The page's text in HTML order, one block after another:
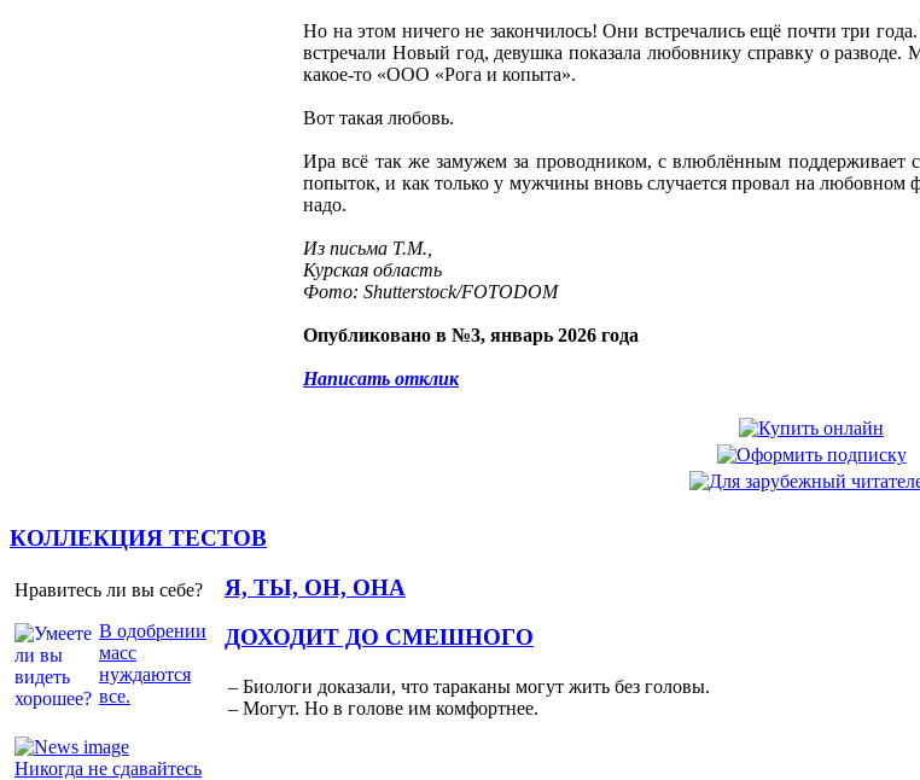
Но на этом ничего не закончилось! Они встречались ещё почти три
встречали Новый год, девушка показала любовнику справку о разводе.
какое-то «ООО «Рога и копыта».
Вот такая любовь.
Ира всё так же замужем за проводником, с влюблённым поддерживает
попыток, и как только у мужчины вновь случается провал на любовном
надо.
Из письма Т.М.,
Курская область
Фото: Shutterstock/FOTODOM
Опубликовано в №3, январь 2026 года
Написать отклик
КОЛЛЕКЦИЯ ТЕСТОВ
Нравитесь ли вы себе?
В одобрении
масс
нуждаются
все.
Я, ТЫ, ОН, ОНА
Никогда не сдавайтесь
ДОХОДИТ ДО СМЕШНОГО
– Биологи доказали, что тараканы могут жить без головы.
– Могут. Но в голове им комфортнее.